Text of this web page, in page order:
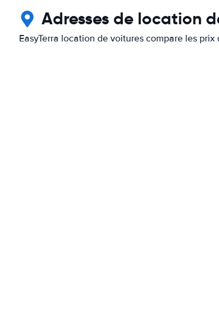
Adresses de location
EasyTerra location de voitures compare les